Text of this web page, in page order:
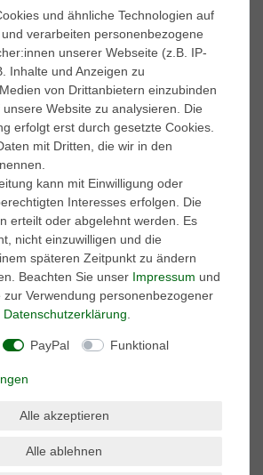
und ähnliche Technologien auf
verarbeiten personenbezogene
unserer Webseite (z.B. IP-
Inhalte und Anzeigen zu
von Drittanbietern einzubinden
Website zu analysieren. Die
erfolgt erst durch gesetzte Cookies.
mit Dritten, die wir in den
kann mit Einwilligung oder
Interesses erfolgen. Die
erteilt oder abgelehnt werden. Es
nicht einzuwilligen und die
späteren Zeitpunkt zu ändern
Beachten Sie unser Impressum und
zur Verwendung personenbezogener
Daten­schutz­erklärung
PayPal Funktional
Alle akzeptieren
Alle ablehnen